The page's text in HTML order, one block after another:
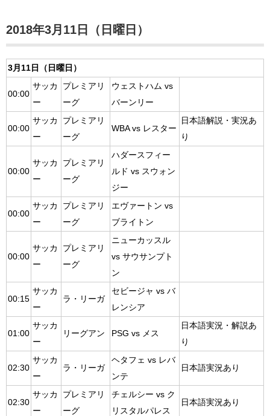
2018年3月11日（日曜日）
3月11日（日曜日）
00:00
サッカ
ー
プレミアリ
ーグ
ウェストハム vs
バーンリー
00:00
サッカ
ー
プレミアリ
ーグ
WBA vs レスター
日本語解説・実況あ
り
00:00
サッカ
ー
プレミアリ
ーグ
ハダースフィー
ルド vs スウォン
ジー
00:00
サッカ
ー
プレミアリ
ーグ
エヴァートン vs
ブライトン
00:00
サッカ
ー
プレミアリ
ーグ
ニューカッスル
vs サウサンプト
ン
00:15
サッカ
ー
ラ・リーガ
セビージャ vs バ
レンシア
01:00
サッカ
ー
リーグアン PSG vs メス
日本語実況・解説あ
り
02:30
サッカ
ー
ラ・リーガ
ヘタフェ vs レバ
ンテ
日本語実況あり
02:30
サッカ
ー
プレミアリ
ーグ
チェルシー vs ク
リスタルパレス
日本語実況あり